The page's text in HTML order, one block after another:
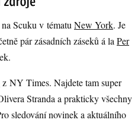
Scuku v tématu New York. Je
pár zásadních záseků á la Per
z NY Times. Najdete tam super
Stranda a prakticky všechny
sledování novinek a aktuálního